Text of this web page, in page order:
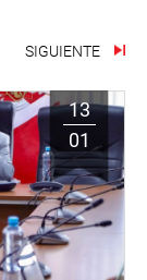
SIGUIENTE
13
01